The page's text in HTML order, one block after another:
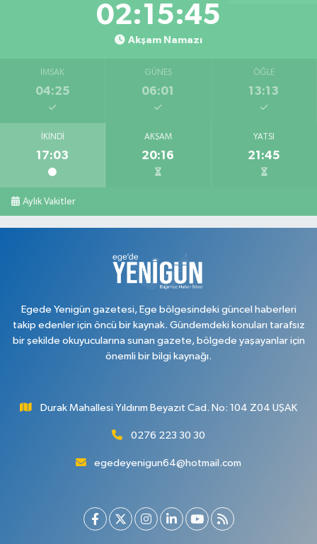
02:15:45
Akşam Namazı
İMSAK
04:25
GÜNEŞ
06:01
ÖĞLE
13:13
İKINDI
17:03
AKŞAM
20:16
YATSI
21:45
Aylık Vakitler
Egede Yenigün gazetesi, Ege bölgesindeki güncel haberleri
takip edenler için öncü bir kaynak. Gündemdeki konuları tarafsız
bir şekilde okuyucularına sunan gazete, bölgede yaşayanlar için
önemli bir bilgi kaynağı.
Durak Mahallesi Yıldırım Beyazıt Cad. No: 104 Z04 UŞAK
0276 223 30 30
egedeyenigun64@hotmail.com